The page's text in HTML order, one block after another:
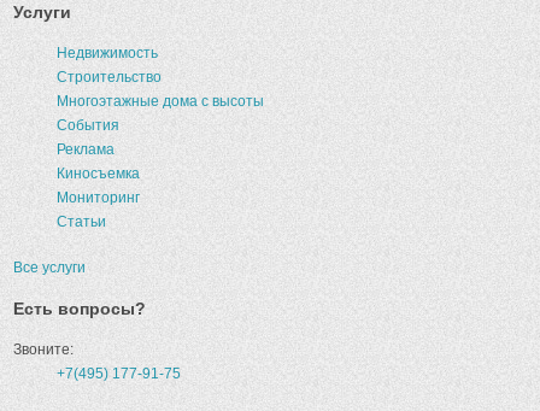
Услуги
Недвижимость
Строительство
Многоэтажные дома с высоты
События
Реклама
Киносъемка
Мониторинг
Статьи
Все услуги
Есть вопросы?
Звоните:
+7(495) 177-91-75